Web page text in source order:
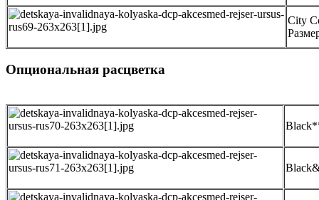
City
Опциональная расцветка